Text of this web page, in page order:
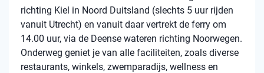
richting Kiel in Noord Duitsland (slechts 5 uur rijden
vanuit Utrecht) en vanuit daar vertrekt de ferry om
14.00 uur, via de Deense wateren richting Noorwegen.
Onderweg geniet je van alle faciliteiten, zoals diverse
restaurants, winkels, zwemparadijs, wellness en